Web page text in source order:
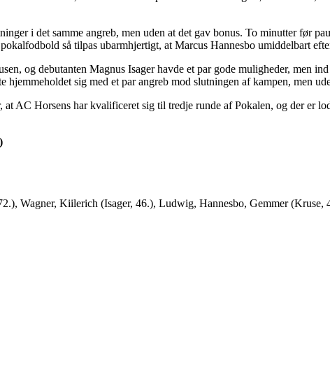
i det samme angreb, men uden at det gav bonus. To minutter før
så tilpas ubarmhjertigt, at Marcus Hannesbo umiddelbart
og debutanten Magnus Isager havde et par gode muligheder, men
hjemmeholdet sig med et par angreb mod slutningen af kampen, men
AC Horsens har kvalificeret sig til tredje runde af Pokalen, og der er
Wagner, Kiilerich (Isager, 46.), Ludwig, Hannesbo, Gemmer (Kruse,